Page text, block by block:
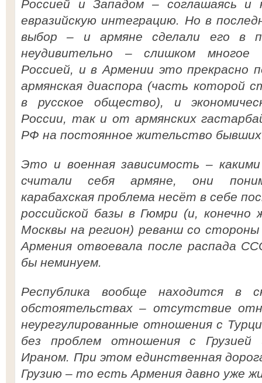
Россией и Западом – соглашаясь и
евразийскую интеграцию. Но в
выбор – и армяне сделали его в
неудивительно – слишком многое
Россией, и в Армении это прекрасно
армянская диаспора (часть которой
в русское общество), и
России, так и от армянских
РФ на постоянное жительство бывших
Это и военная зависимость –
считали себя армяне, они
карабахская проблема несёт в себе
российской базы в Гюмри (и, конечно
Москвы на регион) реванш со
Армения отвоевала после распада
бы неминуем.
Республика вообще находится в
обстоятельствах – отсутствие
неурегулированные отношения с
без проблем отношения с
Ираном. При этом единственная
Грузию – то есть Армения давно уже